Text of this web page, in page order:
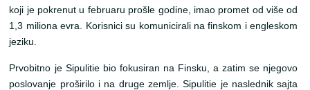
koji je pokrenut u februaru prošle godine, imao promet od više od
1,3 miliona evra. Korisnici su komunicirali na finskom i engleskom
jeziku.
Prvobitno je Sipulitie bio fokusiran na Finsku, a zatim se njegovo
poslovanje proširilo i na druge zemlje. Sipulitie je naslednik sajta